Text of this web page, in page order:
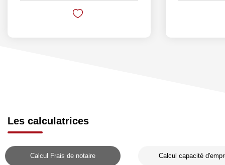
Les calculatrices
Calcul Frais de notaire Calcul capacité